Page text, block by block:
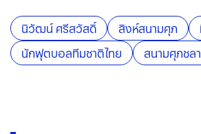
นิวัฒน์ ศรีสวัสดิ์ สิงห์สนามศุภ
นักฟุตบอลทีมชาติไทย
สนามศุภชล